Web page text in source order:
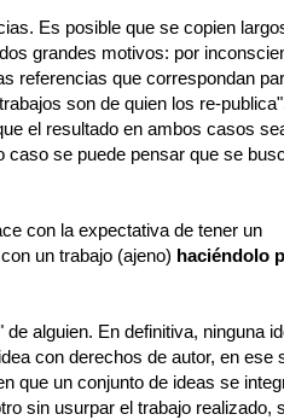
Es posible que se copien
grandes motivos: por
referencias que correspondan
son de quien los re-
el resultado en ambos casos
caso se puede pensar que se
con la expectativa de tener un
un trabajo (ajeno) haciéndolo
alguien. En definitiva, ninguna
con derechos de autor, en ese
que un conjunto de ideas se
sin usurpar el trabajo realizado,